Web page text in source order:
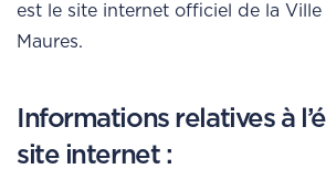
est le site internet officiel de la
Maures.
Informations relatives à
site internet :